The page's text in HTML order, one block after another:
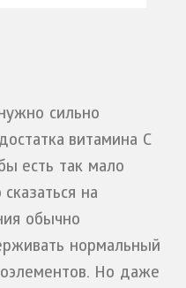
сильно
витамина C
есть так мало
на
обычно
нормальный
Но даже